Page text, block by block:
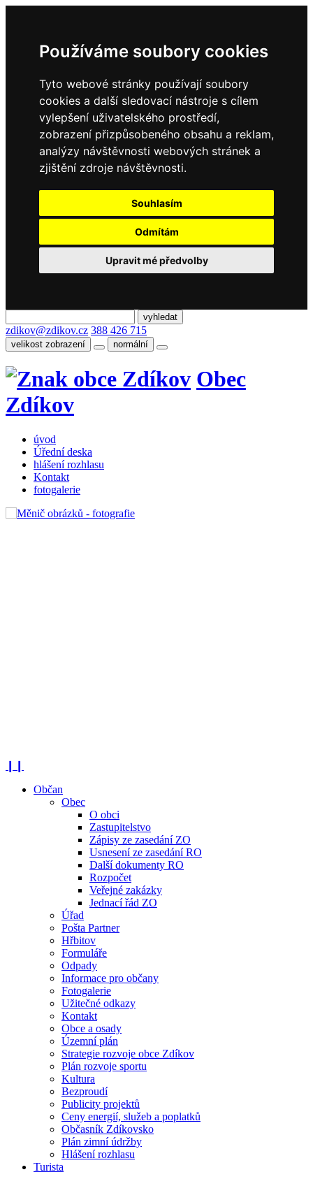
Používáme soubory cookies
Tyto webové stránky používají soubory
cookies a další sledovací nástroje s cílem
vylepšení uživatelského prostředí,
zobrazení přizpůsobeného obsahu a reklam,
analýzy návštěvnosti webových stránek a
zjištění zdroje návštěvnosti.
Souhlasím
Odmítám
Upravit mé předvolby
zdikov@zdikov.cz 388 426 715
velikost zobrazení normální
Obec
Zdíkov
úvod
Úřední deska
hlášení rozhlasu
Kontakt
fotogalerie
Občan
Obec
O obci
Zastupitelstvo
Zápisy ze zasedání ZO
Usnesení ze zasedání RO
Další dokumenty RO
Rozpočet
Veřejné zakázky
Jednací řád ZO
Úřad
Pošta Partner
Hřbitov
Formuláře
Odpady
Informace pro občany
Fotogalerie
Užitečné odkazy
Kontakt
Obce a osady
Územní plán
Strategie rozvoje obce Zdíkov
Plán rozvoje sportu
Kultura
Bezproudí
Publicity projektů
Ceny energií, služeb a poplatků
Občasník Zdíkovsko
Plán zimní údržby
Hlášení rozhlasu
Turista